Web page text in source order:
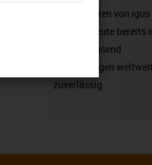
Energieketten von igus
arbeiten heute bereits
hunderttausend
Anwendungen weltweit
zuverlässig.